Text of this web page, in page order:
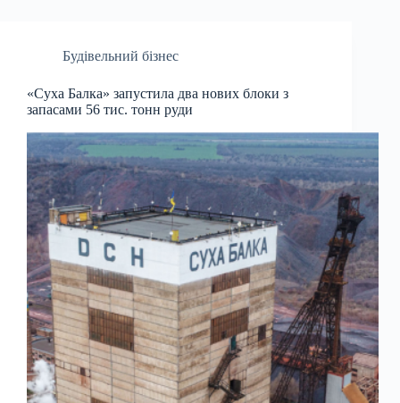
Будівельний бізнес
«Суха Балка» запустила два нових блоки з
запасами 56 тис. тонн руди